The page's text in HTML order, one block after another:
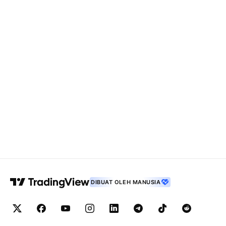
DIBUAT OLEH MANUSIA